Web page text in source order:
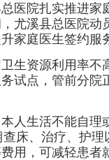
院扎实推进家
尤溪县总医院
家庭医生签约服
资源利用率不
试点，管前分
生活不能自理
床、治疗、护
用，可减轻患者